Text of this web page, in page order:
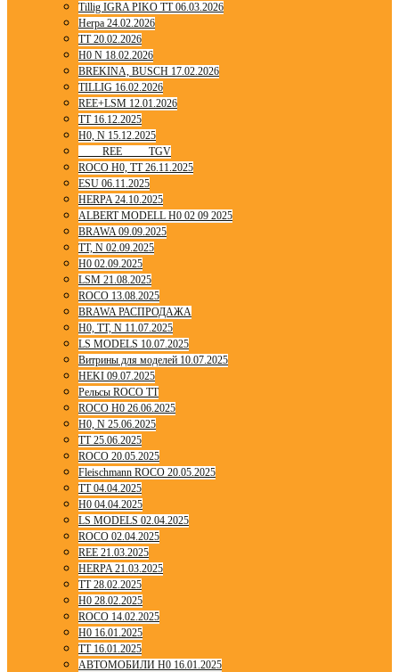
Tillig IGRA PIKO TT 06.03.2026
Herpa 24.02.2026
TT 20.02.2026
H0 N 18.02.2026
BREKINA, BUSCH 17.02.2026
TILLIG 16.02.2026
REE+LSM 12.01.2026
TT 16.12.2025
H0, N 15.12.2025
____ REE ____ TGV
ROCO H0, TT 26.11.2025
ESU 06.11.2025
HERPA 24.10.2025
ALBERT MODELL H0 02 09 2025
BRAWA 09.09.2025
TT, N 02.09.2025
H0 02.09.2025
LSM 21.08.2025
ROCO 13.08.2025
BRAWA РАСПРОДАЖА
H0, TT, N 11.07.2025
LS MODELS 10.07.2025
Витрины для моделей 10.07.2025
HEKI 09.07.2025
Рельсы ROCO TT
ROCO H0 26.06.2025
H0, N 25.06.2025
TT 25.06.2025
ROCO 20.05.2025
Fleischmann ROCO 20.05.2025
TT 04.04.2025
H0 04.04.2025
LS MODELS 02.04.2025
ROCO 02.04.2025
REE 21.03.2025
HERPA 21.03.2025
TT 28.02.2025
H0 28.02.2025
ROCO 14.02.2025
H0 16.01.2025
TT 16.01.2025
АВТОМОБИЛИ H0 16.01.2025